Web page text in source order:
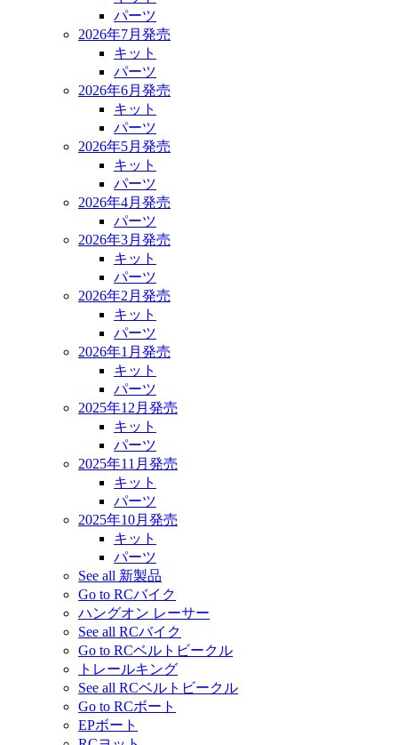
パーツ
2026年7月発売
キット
パーツ
2026年6月発売
キット
パーツ
2026年5月発売
キット
パーツ
2026年4月発売
パーツ
2026年3月発売
キット
パーツ
2026年2月発売
キット
パーツ
2026年1月発売
キット
パーツ
2025年12月発売
キット
パーツ
2025年11月発売
キット
パーツ
2025年10月発売
キット
パーツ
See all 新製品
Go to RCバイク
ハングオン レーサー
See all RCバイク
Go to RCベルトビークル
トレールキング
See all RCベルトビークル
Go to RCボート
EPボート